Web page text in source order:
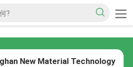
New Material Technology